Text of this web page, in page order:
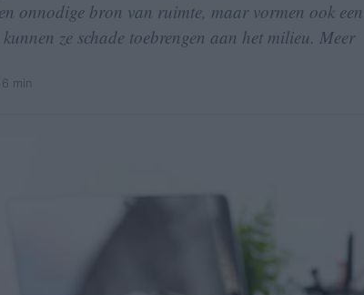
onnodige bron van ruimte, maar vormen ook een
ze schade toebrengen aan het milieu. Meer
· 6 min